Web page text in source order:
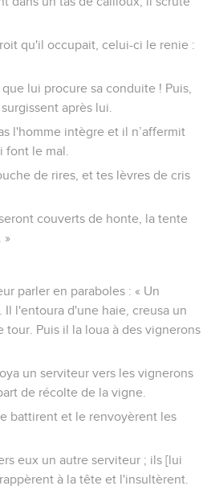
qu'il occupait, celui-ci le renie :
lui procure sa conduite ! Puis,
après lui.
l'homme intègre et il n’affermit
font le mal.
de rires, et tes lèvres de cris
couverts de honte, la tente
»
parler en paraboles : « Un
l'entoura d'une haie, creusa un
tour. Puis il la loua à des vignerons
un serviteur vers les vignerons
de récolte de la vigne.
battirent et le renvoyèrent les
eux un autre serviteur ; ils [lui
à la tête et l'insultèrent.